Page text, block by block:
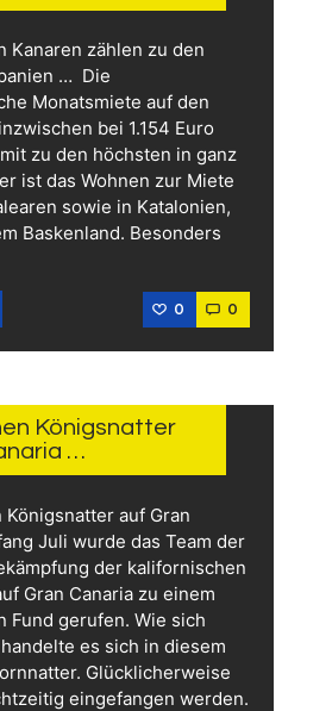
Kanaren zählen zu den
… Die
Monatsmiete auf den
bei 1.154 Euro
zu den höchsten in ganz
ist das Wohnen zur Miete
sowie in Katalonien,
Baskenland. Besonders
0 0
Königsnatter
…
auf Gran
Juli wurde das Team der
der kalifornischen
Gran Canaria zu einem
Fund gerufen. Wie sich
es sich in diesem
Glücklicherweise
eingefangen werden.